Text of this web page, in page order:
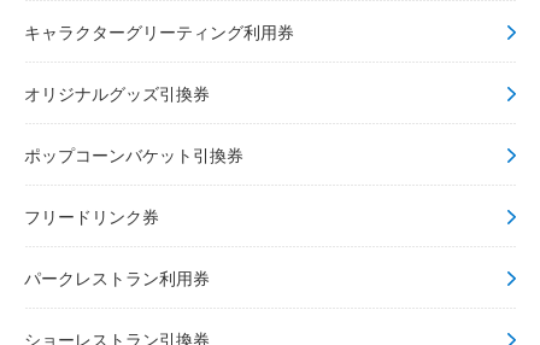
キャラクターグリーティング利用券
オリジナルグッズ引換券
ポップコーンバケット引換券
フリードリンク券
パークレストラン利用券
ショーレストラン引換券